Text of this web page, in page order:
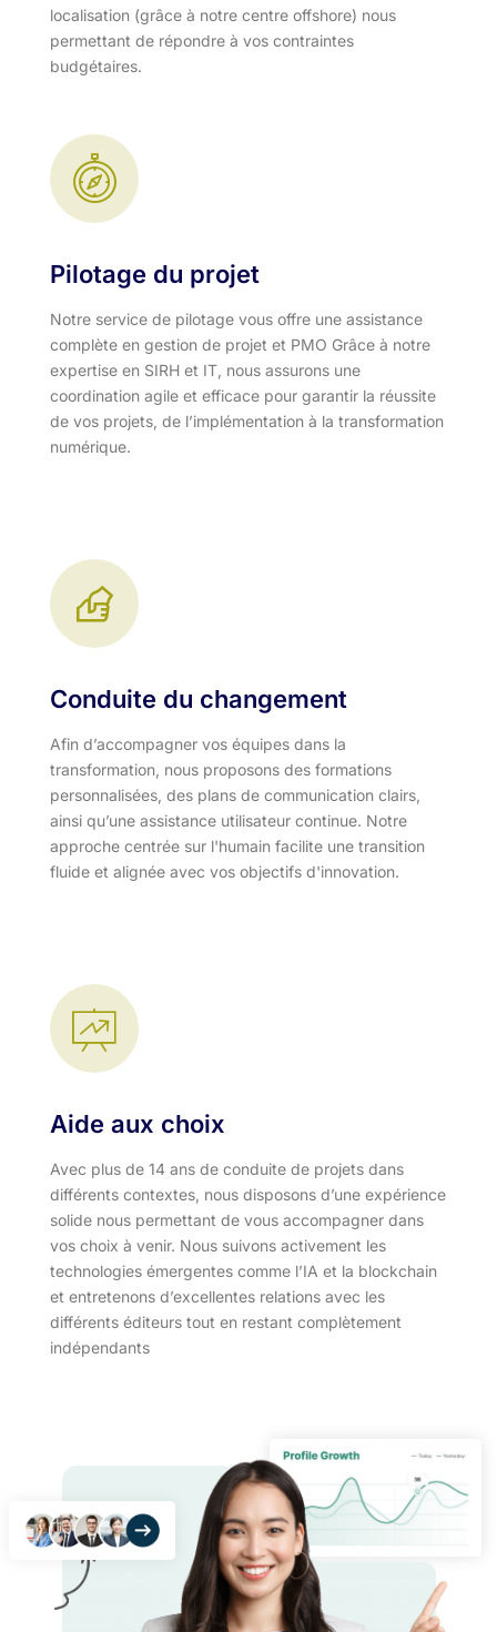
localisation (grâce à notre centre offshore) nous
permettant de répondre à vos contraintes
budgétaires.
Pilotage du projet
Notre service de pilotage vous offre une assistance
complète en gestion de projet et PMO Grâce à notre
expertise en SIRH et IT, nous assurons une
coordination agile et efficace pour garantir la réussite
de vos projets, de l’implémentation à la transformation
numérique.
Conduite du changement
Afin d’accompagner vos équipes dans la
transformation, nous proposons des formations
personnalisées, des plans de communication clairs,
ainsi qu’une assistance utilisateur continue. Notre
approche centrée sur l'humain facilite une transition
fluide et alignée avec vos objectifs d'innovation.​
Aide aux choix
Avec plus de 14 ans de conduite de projets dans
différents contextes, nous disposons d’une expérience
solide nous permettant de vous accompagner dans
vos choix à venir. Nous suivons activement les
technologies émergentes comme l’IA et la blockchain
et entretenons d’excellentes relations avec les
différents éditeurs tout en restant complètement
indépendants